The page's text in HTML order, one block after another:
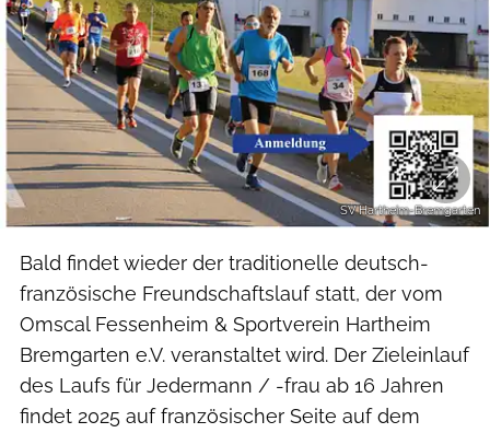
SV Hartheim-Bremgarten
Bald findet wieder der traditionelle deutsch-
französische Freundschaftslauf statt, der vom
Omscal Fessenheim & Sportverein Hartheim
Bremgarten e.V. veranstaltet wird. Der Zieleinlauf
des Laufs für Jedermann / -frau ab 16 Jahren
findet 2025 auf französischer Seite auf dem